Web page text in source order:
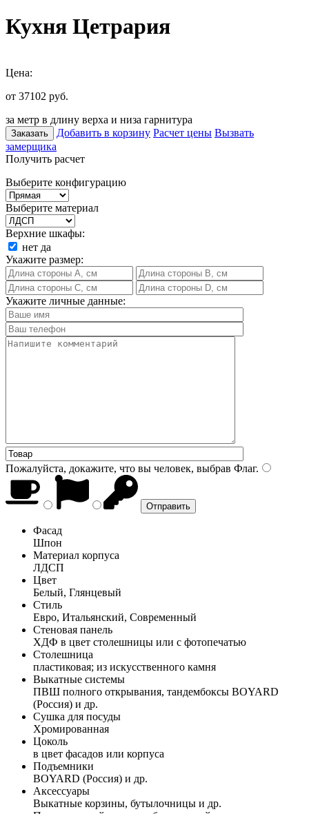
Кухня Цетрария
Цена:
от 37102 руб.
за метр в длину верха и низа гарнитура
Заказать Добавить в корзину Расчет цены Вызвать
замерщика
Получить расчет
Выберите конфигурацию
Выберите материал
Верхние шкафы:
нет да
Укажите размер:
Укажите личные данные:
Пожалуйста, докажите, что вы человек, выбрав Флаг.
Фасад
Шпон
Материал корпуса
ЛДСП
Цвет
Белый, Глянцевый
Стиль
Евро, Итальянский, Современный
Стеновая панель
ХДФ в цвет столешницы или с фотопечатью
Столешница
пластиковая; из искусственного камня
Выкатные системы
ПВШ полного открывания, тандембоксы BOYARD
(Россия) и др.
Сушка для посуды
Хромированная
Цоколь
в цвет фасадов или корпуса
Подъемники
BOYARD (Россия) и др.
Аксессуары
Выкатные корзины, бутылочницы и др.